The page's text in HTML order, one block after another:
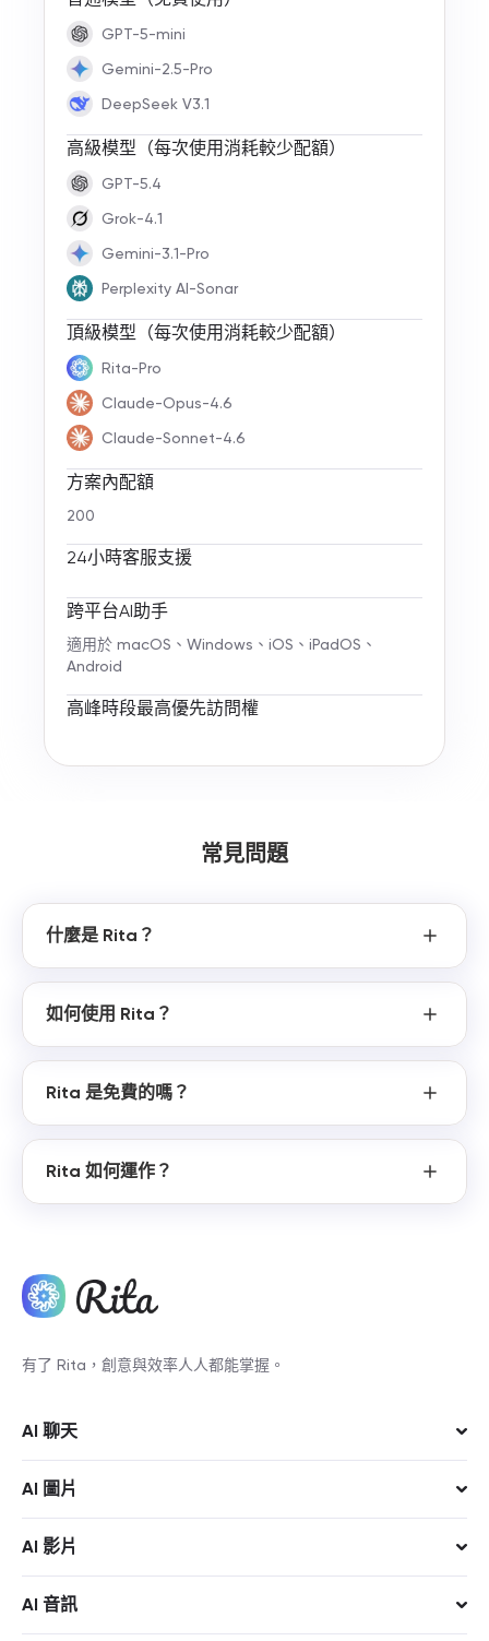
GPT-5-mini
Gemini-2.5-Pro
DeepSeek V3.1
高級模型（每次使用消耗較少配額）
GPT-5.4
Grok-4.1
Gemini-3.1-Pro
Perplexity AI-Sonar
頂級模型（每次使用消耗較少配額）
Rita-Pro
Claude-Opus-4.6
Claude-Sonnet-4.6
方案內配額
200
24小時客服支援
跨平台AI助手
適用於 macOS、Windows、iOS、iPadOS、
Android
高峰時段最高優先訪問權
常見問題
什麼是 Rita？
如何使用 Rita？
Rita 是免費的嗎？
Rita 如何運作？
有了 Rita，創意與效率人人都能掌握。
AI 聊天
ChatGPT 5.4
ChatGPT 5.2
Gemini 3.1 Pro
AI 圖片
Nano Banana Pro
Midjourney
AI 影片
AI 音訊